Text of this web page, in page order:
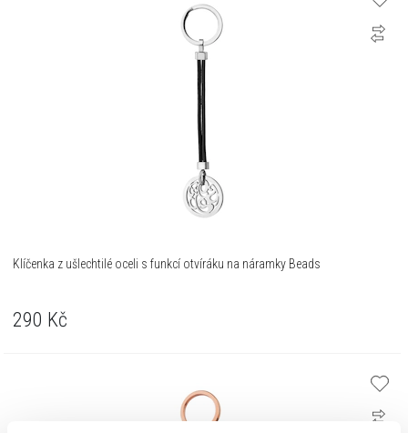
Klíčenka z ušlechtilé oceli s funkcí otvíráku na náramky Beads
290 Kč